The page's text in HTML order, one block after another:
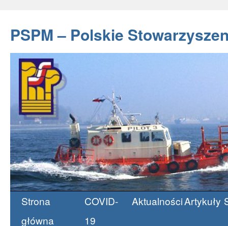
PSPM – Polskie
Przeskocz
do
Strona
główna
COVID-
19
AktualnościArtykuły